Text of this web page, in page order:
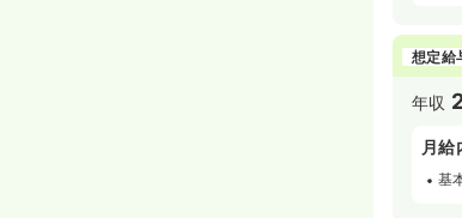
想定給
年収
月給
基